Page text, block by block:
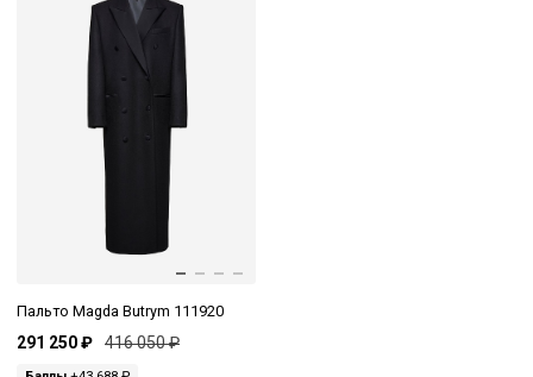
Пальто Magda Butrym 111920
291 250 ₽ 416 050 ₽